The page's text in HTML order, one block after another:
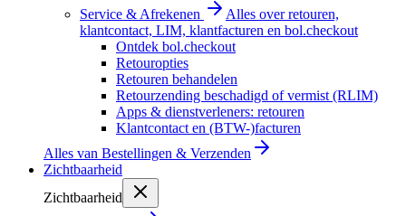
Service & Afrekenen
Alles over retouren,
klantcontact, LIM, klantfacturen en bol.checkout
Ontdek bol.checkout
Retouropties
Retouren behandelen
Retourzending beschadigd of vermist (RLIM)
Apps & dienstverleners: retouren
Klantcontact en (BTW-)facturen
Alles van Bestellingen & Verzenden
Zichtbaarheid
Zichtbaarheid